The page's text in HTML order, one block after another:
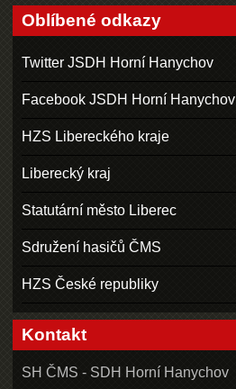
Oblíbené odkazy
Twitter JSDH Horní Hanychov
Facebook JSDH Horní Hanychov
HZS Libereckého kraje
Liberecký kraj
Statutární město Liberec
Sdružení hasičů ČMS
HZS České republiky
Kontakt
SH ČMS - SDH Horní Hanychov